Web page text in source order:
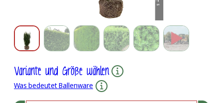
Variante und Größe wählen
Was bedeutet Ballenware